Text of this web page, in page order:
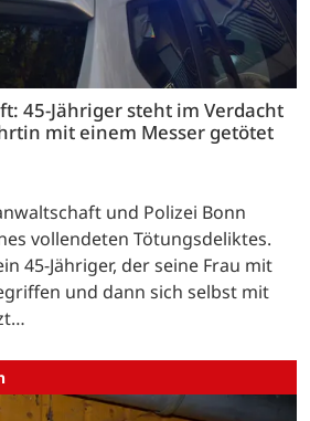
45-Jähriger steht im Verdacht
mit einem Messer getötet
und Polizei Bonn
vollendeten Tötungsdeliktes.
45-Jähriger, der seine Frau mit
und dann sich selbst mit